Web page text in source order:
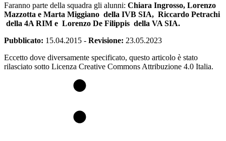
Faranno parte della squadra gli alunni: Chiara Ingrosso, Lorenzo
Mazzotta e Marta Miggiano della IVB SIA, Riccardo Petrachi
della 4A RIM e Lorenzo De Filippis della VA SIA.
Pubblicato: 15.04.2015 - Revisione: 23.05.2023
Eccetto dove diversamente specificato, questo articolo è stato
rilasciato sotto Licenza Creative Commons Attribuzione 4.0 Italia.